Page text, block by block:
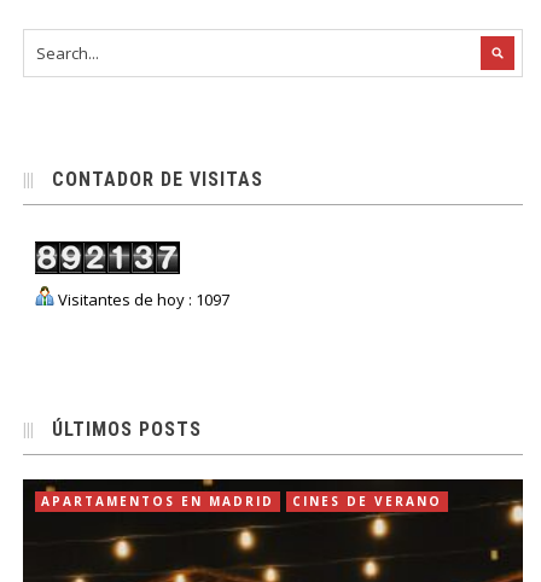
CONTADOR DE VISITAS
Visitantes de hoy : 1097
ÚLTIMOS POSTS
APARTAMENTOS EN MADRID CINES DE VERANO